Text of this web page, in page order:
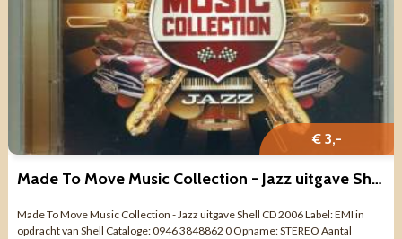
€ 3,-
Made To Move Music Collection - Jazz uitgave Shell CD 2006
Made To Move Music Collection - Jazz uitgave Shell CD 2006 Label: EMI in
opdracht van Shell Cataloge: 0946 3848862 0 Opname: STEREO Aantal